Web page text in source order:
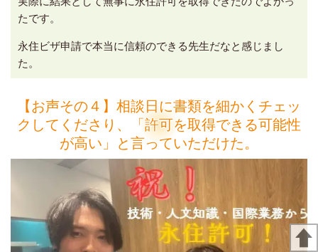
たです。
永住ビザ申請で本当に信頼のできる先生だなと感じまし
た。
【お声その４】相談日に書類を細かくチェッ
クしてくださり、「許可を取得できる可能性
が高い」と言っていただけた。